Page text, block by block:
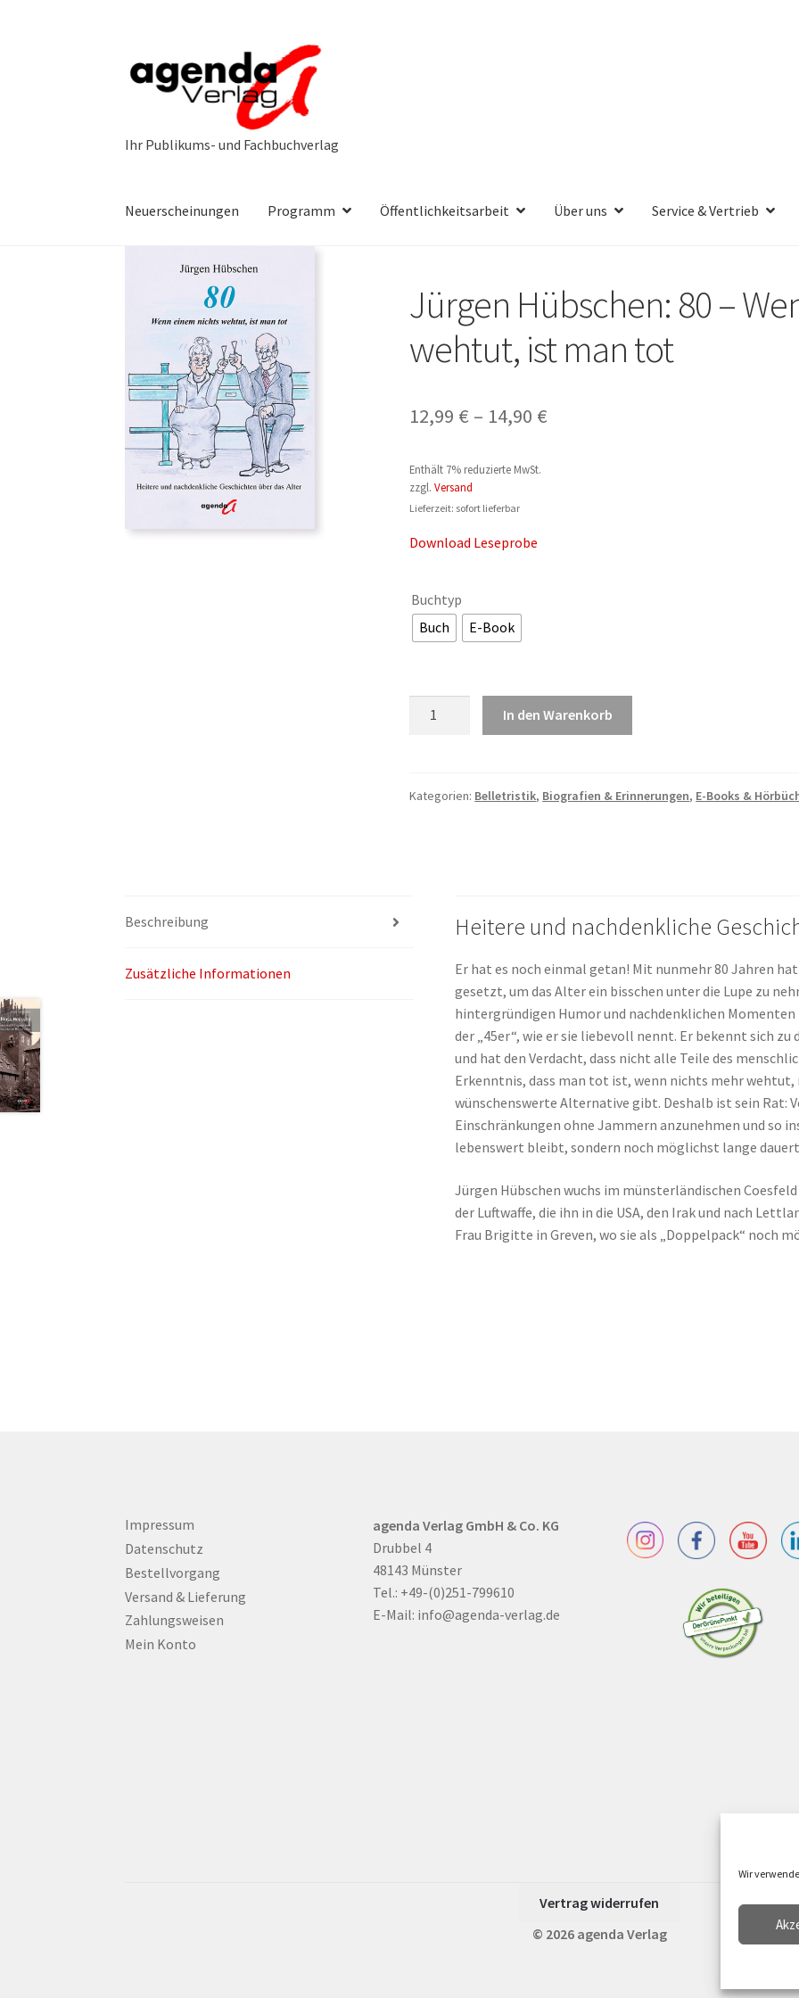
Wir
Navigation
springen
Inhalt
springen
Neuerscheinungen Programm Öffentlichkeitsarbeit Über uns Service & Vertrieb
Jürgen Hübschen: 80 –
wehtut, ist man tot
12,99 € – 14,90 €
Enthält 7% reduzierte MwSt.
zzgl.Versand
Lieferzeit: sofort lieferbar
Download Leseprobe
Buchtyp
Buch
E-Book
Wenn
In den Warenkorb
Kategorien: Belletristik, Biografien & Erinnerungen, E-Books &
Beschreibung
Zusätzliche Informationen
Heitere und nachdenkliche
Er hat es noch einmal getan! Mit nunmehr 80 Jahren
gesetzt, um das Alter ein bisschen unter die Lupe zu
hintergründigen Humor und nachdenklichen
der „45er“, wie er sie liebevoll nennt. Er bekennt sich
und hat den Verdacht, dass nicht alle Teile des
Erkenntnis, dass man tot ist, wenn nichts mehr wehtut,
wünschenswerte Alternative gibt. Deshalb ist sein Rat:
Einschränkungen ohne Jammern anzunehmen und so
lebenswert bleibt, sondern noch möglichst lange
Jürgen Hübschen wuchs im münsterländischen
der Luftwaffe, die ihn in die USA, den Irak und nach
Frau Brigitte in Greven, wo sie als „Doppelpack“ noch
Impressum
Datenschutz
Bestellvorgang
Versand & Lieferung
Zahlungsweisen
Mein Konto
agenda Verlag GmbH & Co. KG
Drubbel 4
48143 Münster
Tel.: +49-(0)251-799610
E-Mail: info@agenda-verlag.de
Vertrag widerrufen
© 2026 agenda Verlag